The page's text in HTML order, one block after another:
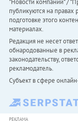
"Новости компаний" /
публикуются на правах
подготовке этого
материалах.
Редакция не несет
обнародованные в
законодательству,
рекламодатель.
Субъект в сфере
РЕКЛАМА